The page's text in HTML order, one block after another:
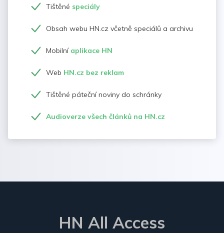
Tištěné speciály
Obsah webu HN.cz včetně speciálů a archivu
Mobilní aplikace HN
Web HN.cz bez reklam
Tištěné páteční noviny do schránky
Audioverze všech článků na HN.cz
HN All Access